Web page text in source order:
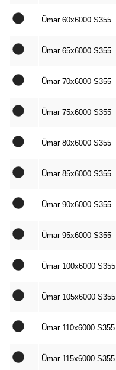
Ümar 60x6000 S355
Ümar 65x6000 S355
Ümar 70x6000 S355
Ümar 75x6000 S355
Ümar 80x6000 S355
Ümar 85x6000 S355
Ümar 90x6000 S355
Ümar 95x6000 S355
Ümar 100x6000 S355
Ümar 105x6000 S355
Ümar 110x6000 S355
Ümar 115x6000 S355